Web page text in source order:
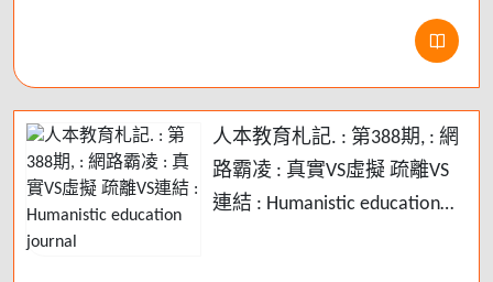
人本教育札記. : 第388期, : 網
路霸凌 : 真實VS虛擬 疏離VS
連結 : Humanistic education